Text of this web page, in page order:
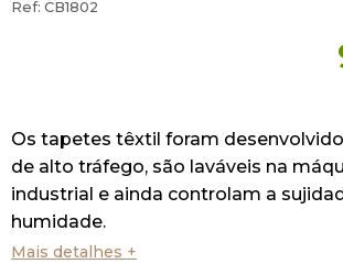
Ref: CB1802
Os tapetes têxtil foram
de alto tráfego, são laváveis na
industrial e ainda controlam a
humidade.
Mais detalhes +